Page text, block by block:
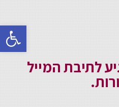
לתיבת המייל
פתח